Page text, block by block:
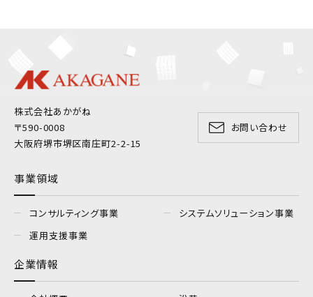
株式会社あかがね
〒590-0008
大阪府堺市堺区南庄町2-2-15
お問い合わせ
事業領域
コンサルティング事業
システムソリューション事業
運用支援事業
企業情報